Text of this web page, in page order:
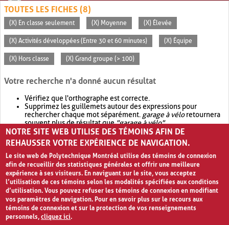
TOUTES LES FICHES (8)
(X) En classe seulement (X) Moyenne (X) Élevée
(X) Activités développées (Entre 30 et 60 minutes) (X) Équipe
(X) Hors classe (X) Grand groupe (> 100)
Votre recherche n'a donné aucun résultat
Vérifiez que l'orthographe est correcte.
Supprimez les guillemets autour des expressions pour
rechercher chaque mot séparément. garage à véloretournera
souvent plus de résultat que"garage à vélo".
Envisagez d'élargir votre recherche avec OR.garage OR vélo
retournera souvent plus de résultat quegarage à vélo
NOTRE SITE WEB UTILISE DES TÉMOINS AFIN DE
REHAUSSER VOTRE EXPÉRIENCE DE NAVIGATION.
Le site web de Polytechnique Montréal utilise des témoins de connexion
afin de recueillir des statistiques générales et offrir une meilleure
expérience à ses visiteurs. En naviguant sur le site, vous acceptez
l’utilisation de ces témoins selon les modalités spécifiées aux conditions
d’utilisation. Vous pouvez refuser les témoins de connexion en modifiant
vos paramètres de navigation. Pour en savoir plus sur le recours aux
témoins de connexion et sur la protection de vos renseignements
personnels,cliquez ici.